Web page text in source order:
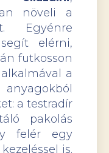
növeli a
Egyénre
elérni,
futkosson
a
a testradír
pakolás
felér egy
is.